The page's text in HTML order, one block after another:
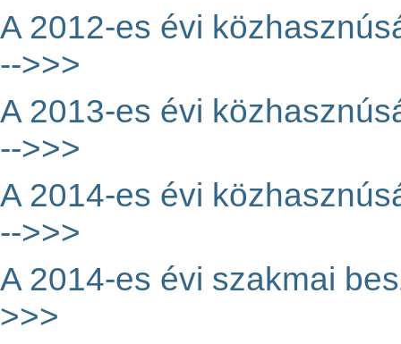
A 2012-es évi
-->>>
A 2013-es évi
-->>>
A 2014-es évi
-->>>
A 2014-es évi szakmai
>>>